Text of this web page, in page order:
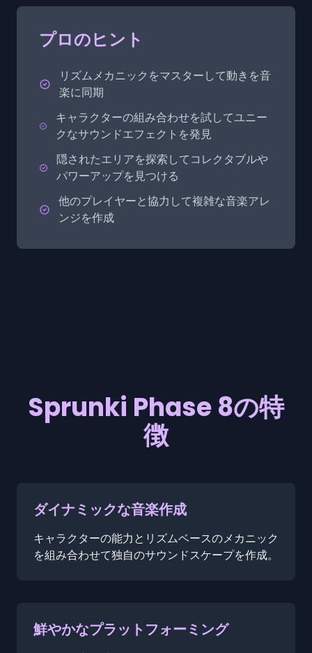
プロのヒント
リズムメカニックをマスターして動きを音
楽に同期
キャラクターの組み合わせを試してユニー
クなサウンドエフェクトを発見
隠されたエリアを探索してコレクタブルや
パワーアップを見つける
他のプレイヤーと協力して複雑な音楽アレ
ンジを作成
Sprunki Phase 8の特
徴
ダイナミックな音楽作成
キャラクターの能力とリズムベースのメカニック
を組み合わせて独自のサウンドスケープを作成。
鮮やかなプラットフォーミング